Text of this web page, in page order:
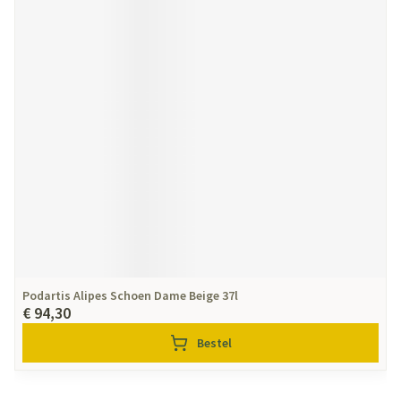
Podartis Alipes Schoen Dame Beige 37l
€ 94,30
Bestel